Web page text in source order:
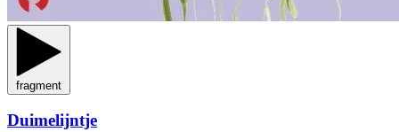
fragment
Duimelijntje